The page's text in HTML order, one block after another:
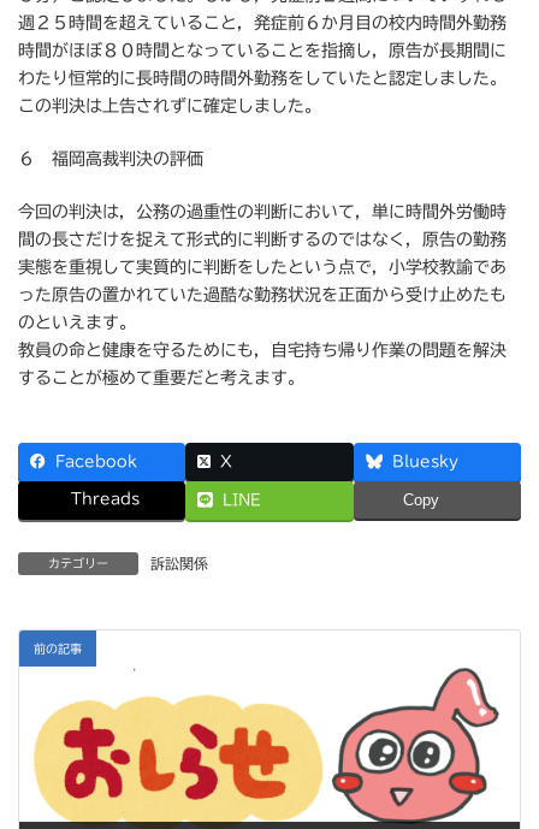
週２５時間を超えていること，発症前６か月目の校内時間外勤務
時間がほぼ８０時間となっていることを指摘し，原告が長期間に
わたり恒常的に長時間の時間外勤務をしていたと認定しました。
この判決は上告されずに確定しました。
６ 福岡高裁判決の評価
今回の判決は，公務の過重性の判断において，単に時間外労働時
間の長さだけを捉えて形式的に判断するのではなく，原告の勤務
実態を重視して実質的に判断をしたという点で，小学校教諭であ
った原告の置かれていた過酷な勤務状況を正面から受け止めたも
のといえます。
教員の命と健康を守るためにも，自宅持ち帰り作業の問題を解決
することが極めて重要だと考えます。
Facebook X Bluesky
Threads LINE Copy
カテゴリー 訴訟関係
前の記事